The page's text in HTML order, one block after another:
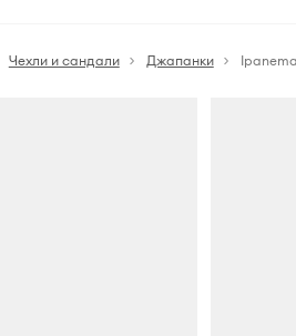
Чехли и сандали Джапанки